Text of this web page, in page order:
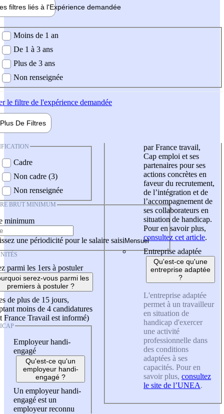
filtres liés à l'Expérience demandée
demandée
Moins de 1 an
De 1 à 3 ans
Plus de 3 ans
Non renseignée
le filtre de l'expérience demandée
Plus De Filtres
Cadre
Non cadre (3)
Non renseignée
BRUT MINIMUM
minimum
une périodicité pour le salaire saisi
parmi les 1ers à postuler
serez-vous parmi les
premiers à postuler ?
de plus de 15 jours,
moins de 4 candidatures
France Travail est informé)
Employeur handi-
engagé
Qu'est-ce qu'un
employeur handi-
engagé ?
Un employeur handi-
engagé est un
employeur reconnu
par France travail,
Cap emploi et ses
partenaires pour ses
actions concrètes en
faveur du recrutement,
de l’intégration et de
l’accompagnement de
ses collaborateurs en
situation de handicap.
Pour en savoir plus,
consultez cet article.
Entreprise adaptée
Qu'est-ce qu'une
entreprise adaptée
?
L'entreprise adaptée
permet à un travailleur
en situation de
handicap d'exercer
une activité
professionnelle dans
des conditions
adaptées à ses
capacités. Pour en
savoir plus, consultez
le site de l’UNEA.